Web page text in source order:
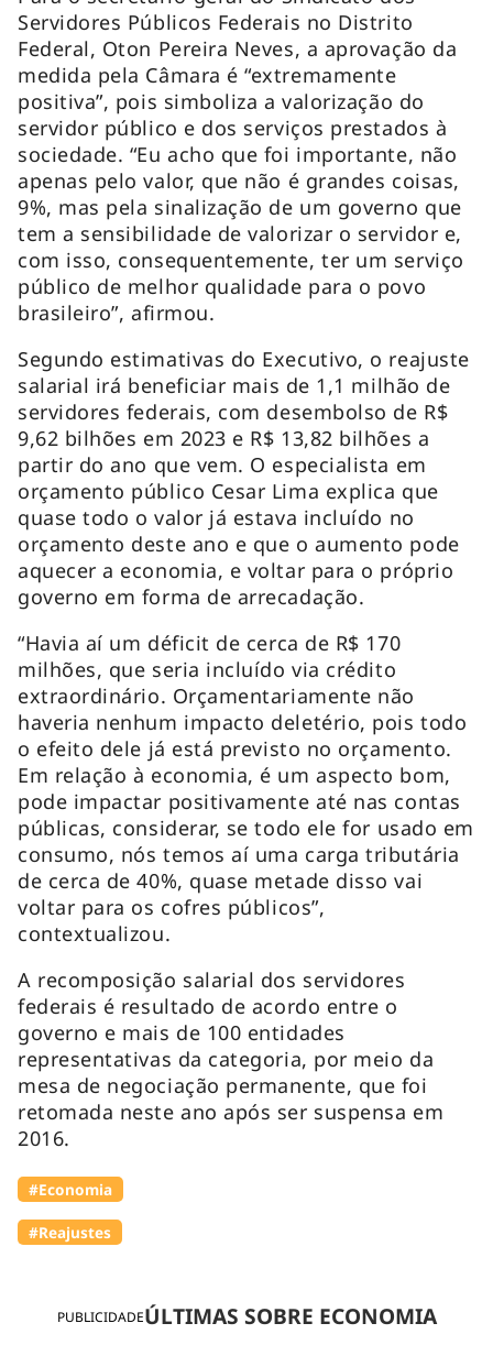
PUBLICIDADEÚLTIMAS SOBRE ECONOMIA
Servidores Públicos Federais no Distrito
Federal, Oton Pereira Neves, a aprovação da
medida pela Câmara é “extremamente
positiva”, pois simboliza a valorização do
servidor público e dos serviços prestados à
sociedade. “Eu acho que foi importante, não
apenas pelo valor, que não é grandes coisas,
9%, mas pela sinalização de um governo que
tem a sensibilidade de valorizar o servidor e,
com isso, consequentemente, ter um serviço
público de melhor qualidade para o povo
brasileiro”, afirmou.
Segundo estimativas do Executivo, o reajuste
salarial irá beneficiar mais de 1,1 milhão de
servidores federais, com desembolso de R$
9,62 bilhões em 2023 e R$ 13,82 bilhões a
partir do ano que vem. O especialista em
orçamento público Cesar Lima explica que
quase todo o valor já estava incluído no
orçamento deste ano e que o aumento pode
aquecer a economia, e voltar para o próprio
governo em forma de arrecadação.
“Havia aí um déficit de cerca de R$ 170
milhões, que seria incluído via crédito
extraordinário. Orçamentariamente não
haveria nenhum impacto deletério, pois todo
o efeito dele já está previsto no orçamento.
Em relação à economia, é um aspecto bom,
pode impactar positivamente até nas contas
públicas, considerar, se todo ele for usado em
consumo, nós temos aí uma carga tributária
de cerca de 40%, quase metade disso vai
voltar para os cofres públicos”,
contextualizou.
A recomposição salarial dos servidores
federais é resultado de acordo entre o
governo e mais de 100 entidades
representativas da categoria, por meio da
mesa de negociação permanente, que foi
retomada neste ano após ser suspensa em
2016.
#Economia
#Reajustes